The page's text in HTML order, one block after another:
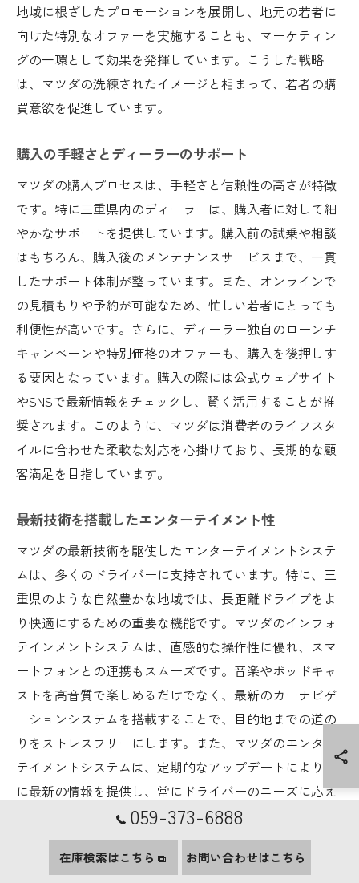
地域に根ざしたプロモーションを展開し、地元の若者に
向けた特別なオファーを実施することも、マーケティン
グの一環として効果を発揮しています。こうした戦略
は、マツダの洗練されたイメージと相まって、若者の購
買意欲を促進しています。
購入の手軽さとディーラーのサポート
マツダの購入プロセスは、手軽さと信頼性の高さが特徴
です。特に三重県内のディーラーは、購入者に対して細
やかなサポートを提供しています。購入前の試乗や相談
はもちろん、購入後のメンテナンスサービスまで、一貫
したサポート体制が整っています。また、オンラインで
の見積もりや予約が可能なため、忙しい若者にとっても
利便性が高いです。さらに、ディーラー独自のローンチ
キャンペーンや特別価格のオファーも、購入を後押しす
る要因となっています。購入の際には公式ウェブサイト
やSNSで最新情報をチェックし、賢く活用することが推
奨されます。このように、マツダは消費者のライフスタ
イルに合わせた柔軟な対応を心掛けており、長期的な顧
客満足を目指しています。
最新技術を搭載したエンターテイメント性
マツダの最新技術を駆使したエンターテイメントシステ
ムは、多くのドライバーに支持されています。特に、三
重県のような自然豊かな地域では、長距離ドライブをよ
り快適にするための重要な機能です。マツダのインフォ
テインメントシステムは、直感的な操作性に優れ、スマ
ートフォンとの連携もスムーズです。音楽やポッドキャ
ストを高音質で楽しめるだけでなく、最新のカーナビゲ
ーションシステムを搭載することで、目的地までの道の
りをストレスフリーにします。また、マツダのエンター
テイメントシステムは、定期的なアップデートにより常
に最新の情報を提供し、常にドライバーのニーズに応え
続けています。これによって、ドライブそのものが新た
な楽しみとなり、家族や友人との時間が一層豊かなもの
になります。
059-373-6888
在庫検索はこちら お問い合わせはこちら